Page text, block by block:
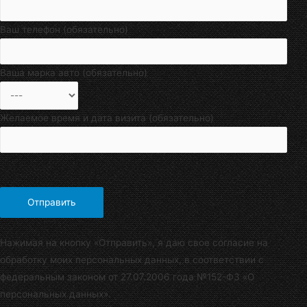
Ваш телефон (обязательно)
Ваша марка авто (обязательно)
Желаемое время и дата визита (обязательно)
Нажимая на кнопку «Отправить», я даю свое согласие на
обработку моих персональных данных, в соответствии с
федеральным законом от 27.07.2006 года №152-Ф3 «О
персональных данных».